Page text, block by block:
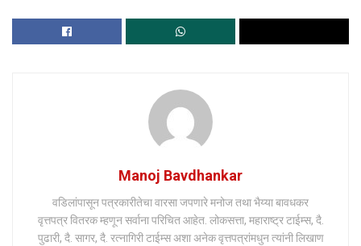
Manoj Bavdhankar
वडिलांपासून पत्रकारीतेचा वारसा जपणारे मनोज तथा भैय्या बावधकर
वृत्तपत्र वितरक म्हणून सर्वाना परिचित आहेत. लोकसत्ता, महाराष्ट्र टाईम्स, दै.
पुढारी, दै. सागर, दै. रत्नागिरी टाईम्स अशा अनेक वृत्तपत्रांमधुन त्यांनी लिखाण